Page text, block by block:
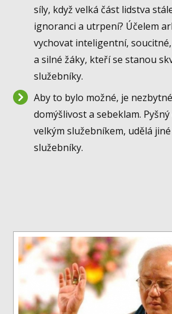
síly, když velká část lidstva
ignoranci a utrpení? Účelem
vychovat inteligentní,
a silné žáky, kteří se stanou
služebníky.
Aby to bylo možné, je
domýšlivost a sebeklam.
velkým služebníkem, udělá
služebníky.